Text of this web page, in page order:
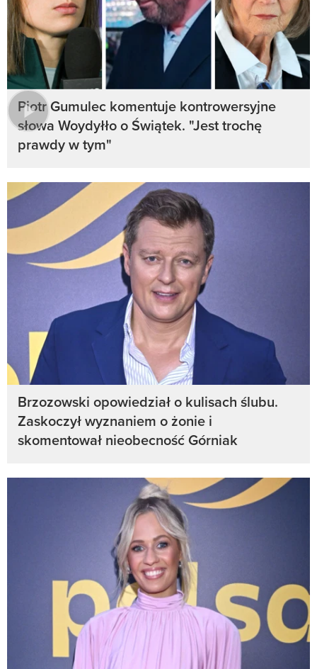
Piotr Gumulec komentuje kontrowersyjne
słowa Woydyłło o Świątek. "Jest trochę
prawdy w tym"
Brzozowski opowiedział o kulisach ślubu.
Zaskoczył wyznaniem o żonie i
skomentował nieobecność Górniak